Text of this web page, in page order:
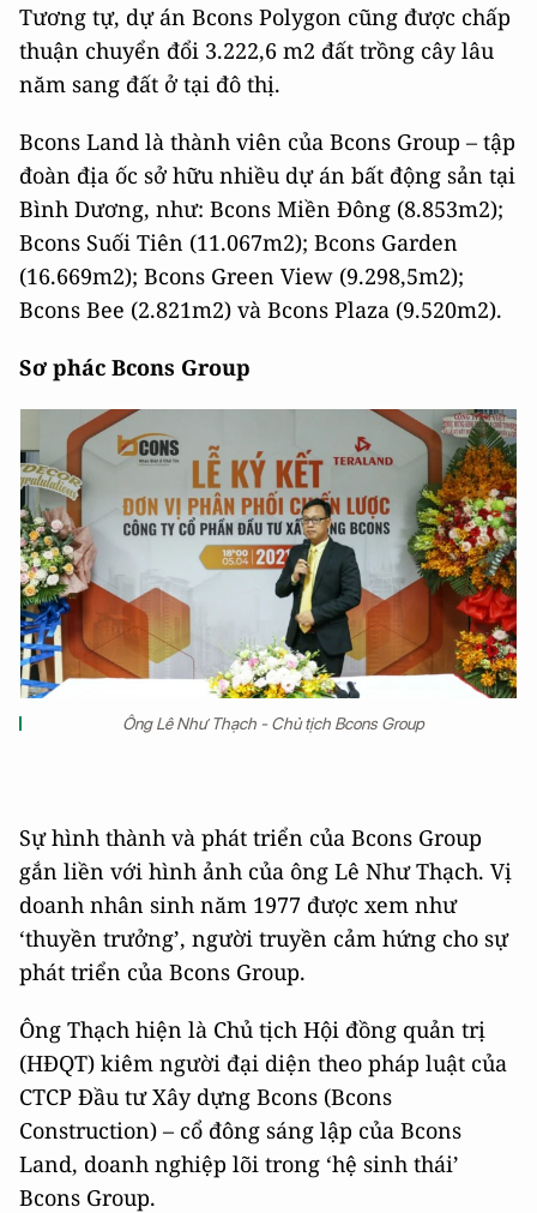
Tương tự, dự án Bcons Polygon cũng được chấp
thuận chuyển đổi 3.222,6 m2 đất trồng cây lâu
năm sang đất ở tại đô thị.
Bcons Land là thành viên của Bcons Group – tập
đoàn địa ốc sở hữu nhiều dự án bất động sản tại
Bình Dương, như: Bcons Miền Đông (8.853m2);
Bcons Suối Tiên (11.067m2); Bcons Garden
(16.669m2); Bcons Green View (9.298,5m2);
Bcons Bee (2.821m2) và Bcons Plaza (9.520m2).
Sơ phác Bcons Group
Ông Lê Như Thạch - Chủ tịch Bcons Group
Sự hình thành và phát triển của Bcons Group
gắn liền với hình ảnh của ông Lê Như Thạch. Vị
doanh nhân sinh năm 1977 được xem như
‘thuyền trưởng’, người truyền cảm hứng cho sự
phát triển của Bcons Group.
Ông Thạch hiện là Chủ tịch Hội đồng quản trị
(HĐQT) kiêm người đại diện theo pháp luật của
CTCP Đầu tư Xây dựng Bcons (Bcons
Construction) – cổ đông sáng lập của Bcons
Land, doanh nghiệp lõi trong ‘hệ sinh thái’
Bcons Group.